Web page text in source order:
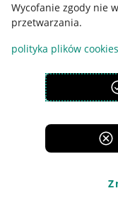
Wycofanie zgody nie
przetwarzania.
polityka plików cookies
Korzystanie z